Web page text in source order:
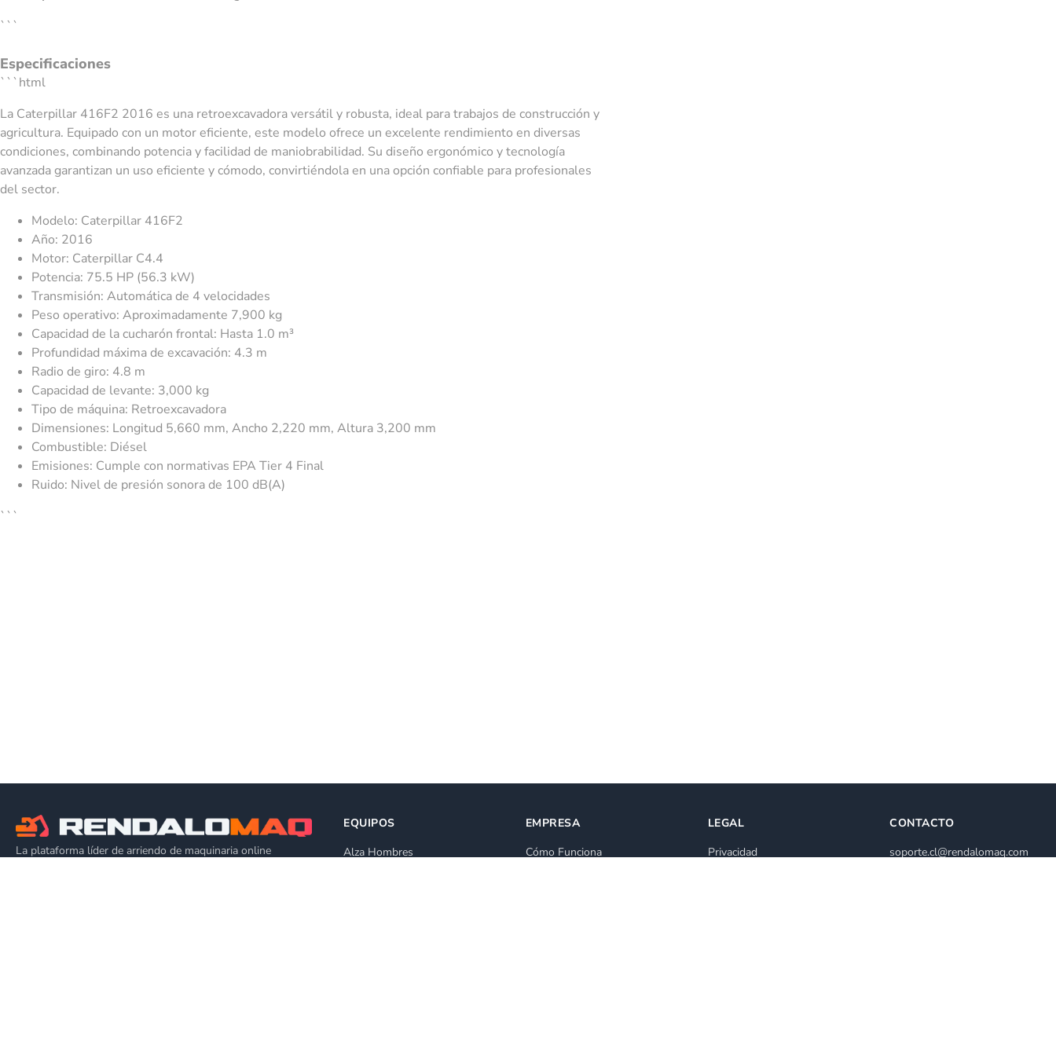
```
Especificaciones
```html
La Caterpillar 416F2 2016 es una retroexcavadora versátil y robusta, ideal para trabajos de construcción y
agricultura. Equipado con un motor eficiente, este modelo ofrece un excelente rendimiento en diversas
condiciones, combinando potencia y facilidad de maniobrabilidad. Su diseño ergonómico y tecnología
avanzada garantizan un uso eficiente y cómodo, convirtiéndola en una opción confiable para profesionales
del sector.
Modelo: Caterpillar 416F2
Año: 2016
Motor: Caterpillar C4.4
Potencia: 75.5 HP (56.3 kW)
Transmisión: Automática de 4 velocidades
Peso operativo: Aproximadamente 7,900 kg
Capacidad de la cucharón frontal: Hasta 1.0 m³
Profundidad máxima de excavación: 4.3 m
Radio de giro: 4.8 m
Capacidad de levante: 3,000 kg
Tipo de máquina: Retroexcavadora
Dimensiones: Longitud 5,660 mm, Ancho 2,220 mm, Altura 3,200 mm
Combustible: Diésel
Emisiones: Cumple con normativas EPA Tier 4 Final
Ruido: Nivel de presión sonora de 100 dB(A)
```
La plataforma líder de arriendo de maquinaria online
EQUIPOS
Alza Hombres
EMPRESA
Cómo Funciona
LEGAL
Privacidad
CONTACTO
soporte.cl@rendalomaq.com